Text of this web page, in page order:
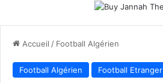
Accueil / Football Algérien
Football Algérien Football Etranger